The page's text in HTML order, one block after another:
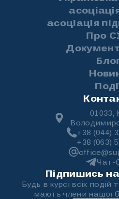
01033,
+38 (044)
+38 (063)
Чат-
асоціація
Про
Підпишись
Будь в курсі всіх подій
мають члени нашої